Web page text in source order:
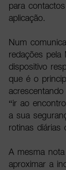
para
aplicação.
Num
redações pela
dispositivo
que é o
“ir ao
a sua
rotinas diárias
A mesma
aproximar a